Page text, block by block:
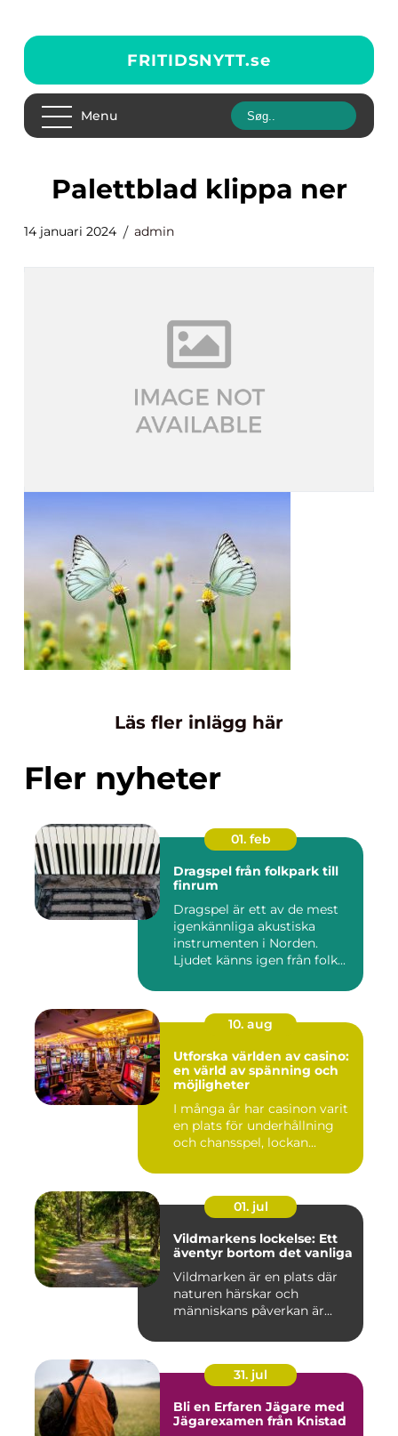
FRITIDSNYTT.se
Menu
palettblad klippa ner
14 januari 2024 admin
Läs fler inlägg här
Fler nyheter
01. feb
Dragspel från folkpark till
finrum
Dragspel är ett av de mest
igenkännliga akustiska
instrumenten i Norden.
Ljudet känns igen från folk...
10. aug
Utforska världen av casino:
en värld av spänning och
möjligheter
I många år har casinon varit
en plats för underhållning
och chansspel, lockan...
01. jul
Vildmarkens lockelse: Ett
äventyr bortom det vanliga
Vildmarken är en plats där
naturen härskar och
människans påverkan är...
31. jul
Bli en Erfaren Jägare med
Jägarexamen från Knistad